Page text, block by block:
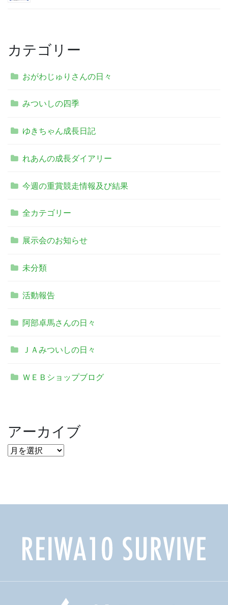
カテゴリー
おがわじゅりさんの日々
みついしの四季
ゆきちゃん成長日記
れあんの成長ダイアリー
今週の重賞競走情報及び結果
全カテゴリー
展示会のお知らせ
未分類
活動報告
阿部卓馬さんの日々
ＪＡみついしの日々
ＷＥＢショップブログ
アーカイブ
ア